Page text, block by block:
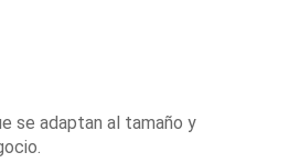
se adaptan al tamaño y